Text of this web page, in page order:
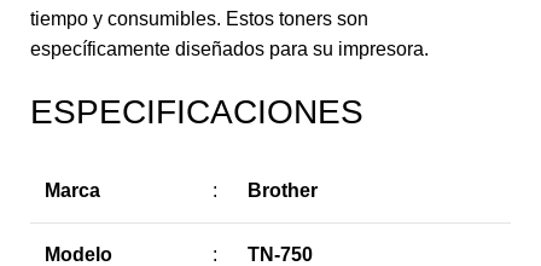
tiempo y consumibles. Estos toners son
específicamente diseñados para su impresora.
ESPECIFICACIONES
Marca : Brother
Modelo : TN-750